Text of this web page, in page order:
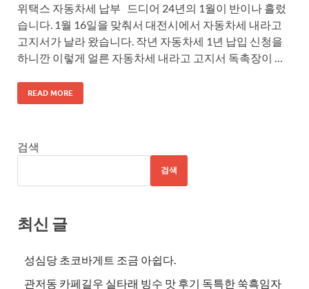
위택스 자동차세 납부 드디어 24년의 1월이 반이나 흘렀
습니다. 1월 16일을 맞춰서 대전시에서 자동차세 내라고
고지서가 날라 왔습니다. 작년 자동차세 1년 납입 신청을
하니깐 이렇게 얼른 자동차세 내라고 고지서 독촉장이 …
READ MORE
검색
검색
최신 글
성심당 초코바게트 조금 아쉽다.
관저동 카페길우 실타래 빙수 맛 후기 독특한 쑥흑임자